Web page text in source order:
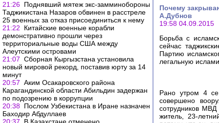
21:26 Поднявший мятеж экс-замминобороны
Таджикистана Назаров обвинен в расстреле
25 военных за отказ присоединиться к нему
21:22
Китайские военные корабли
демонстративно прошли через
территориальные воды США между
Алеутскими островами
21:07 Сборная Кыргызстана установила
новый мировой рекорд, поставив юрту за 14
минут
20:57 Аким Осакаровского района
Карагандинской области Абильдин задержан
по подозрению в коррупции
20:38 Послом Узбекистана в Иране назначен
Баходир Абдуллаев
Почему
А.Дубнов
19:58 04.09.2015
Борьба с
сейчас
Партию
легальную
Рано утром 4
совершено
сотрудников
житель, 23-